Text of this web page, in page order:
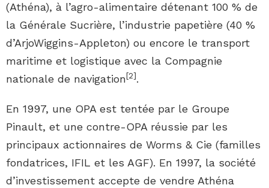
(Athéna), à l’agro-alimentaire détenant 100 % de
la Générale Sucrière, l’industrie papetière (40 %
d’ArjoWiggins-Appleton) ou encore le transport
maritime et logistique avec la Compagnie
nationale de navigation[2].
En 1997, une OPA est tentée par le Groupe
Pinault, et une contre-OPA réussie par les
principaux actionnaires de Worms & Cie (familles
fondatrices, IFIL et les AGF). En 1997, la société
d’investissement accepte de vendre Athéna